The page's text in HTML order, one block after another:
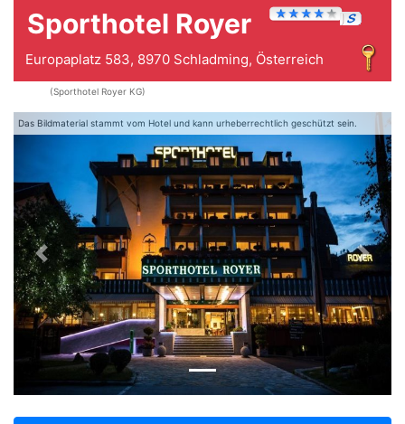
Sporthotel Royer
Europaplatz 583, 8970 Schladming, Österreich
(Sporthotel Royer KG)
Das Bildmaterial stammt vom Hotel und kann urheberrechtlich geschützt sein.
Zurück